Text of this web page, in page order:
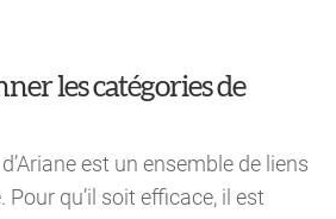
les catégories de
est un ensemble de liens
qu’il soit efficace, il est